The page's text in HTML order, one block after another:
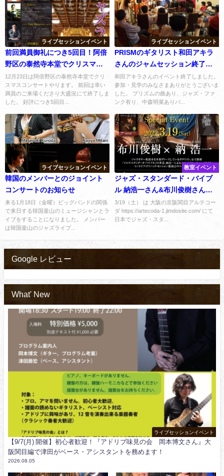
ライブセッションイベント
前回満員御礼につき5回目！阿倍
野区の泰然寺本堂でクリスマス
コンサートやります。
12月23日は阿倍野区の泰然寺本堂でクリ
スマスコンサートやります。 前回は幸い
満員のご来場くださり大盛況にて終了しま
した。 好評につき5回目...
ライブセッションイベント
PRISMのギタリスト和田アキラ
さんのジャムセッション終了し
ました
和田アキラさんのイベント終了しました。
参加・見学のみなさまありがとうございま
した。 プリズムの曲あり、ジャズ・ファ
ンク有り、中森明菜ありバ...
ライブセッションイベント
韓国のメンバーとのジョイント
コンサートのお知らせ
来る1月18日（金曜）ビッグバンドの関係
で来日する韓国釜山のミュージシャンとラ
イブをすることになりました。 メンバー
は韓国釜山のジャズライブ...
教室イベント
ジャズ・スタンダード・バイブ
ル 納浩一さん&布川俊樹さん
（Duorama）が 大阪関目アルテ
コーダにてイベント
3/19（土） は 大阪の京阪関目アルテコー
ダ https://artecoda-1.jimdosite.com/ にて
日本でジャズ・スタ...
Google レビュー
What' New
ライブセッションイベント
【9/7(月) 開催】初心者歓迎！『アドリブ味見の会 岡本博文さん』大
阪関目編で津田がベース・アシスタントを務めます！
2026.08.05